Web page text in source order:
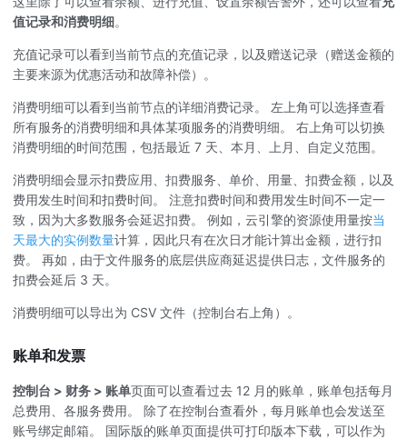
值记录和消费明细。
充值记录可以看到当前节点的充值记录，以及赠送记录（赠送金额的
主要来源为优惠活动和故障补偿）。
消费明细可以看到当前节点的详细消费记录。 左上角可以选择查看
所有服务的消费明细和具体某项服务的消费明细。 右上角可以切换
消费明细的时间范围，包括最近 7 天、本月、上月、自定义范围。
消费明细会显示扣费应用、扣费服务、单价、用量、扣费金额，以及
费用发生时间和扣费时间。 注意扣费时间和费用发生时间不一定一
致，因为大多数服务会延迟扣费。 例如，云引擎的资源使用量按当
天最大的实例数量计算，因此只有在次日才能计算出金额，进行扣
费。 再如，由于文件服务的底层供应商延迟提供日志，文件服务的
扣费会延后 3 天。
消费明细可以导出为 CSV 文件（控制台右上角）。
账单和发票
控制台 > 财务 > 账单页面可以查看过去 12 月的账单，账单包括每月
总费用、各服务费用。 除了在控制台查看外，每月账单也会发送至
账号绑定邮箱。 国际版的账单页面提供可打印版本下载，可以作为